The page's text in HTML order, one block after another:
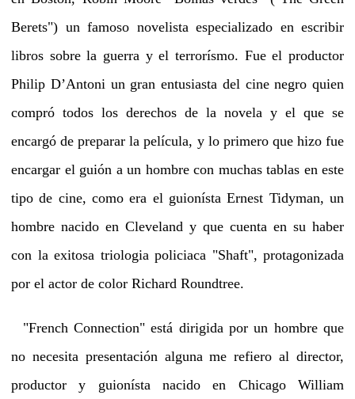
Berets") un famoso novelista especializado en escribir
libros sobre la guerra y el terrorísmo. Fue el productor
Philip D’Antoni un gran entusiasta del cine negro quien
compró todos los derechos de la novela y el que se
encargó de preparar la película, y lo primero que hizo fue
encargar el guión a un hombre con muchas tablas en este
tipo de cine, como era el guionísta Ernest Tidyman, un
hombre nacido en Cleveland y que cuenta en su haber
con la exitosa triologia policiaca "Shaft", protagonizada
por el actor de color Richard Roundtree.
"French Connection" está dirigida por un hombre que
no necesita presentación alguna me refiero al director,
productor y guionísta nacido en Chicago William